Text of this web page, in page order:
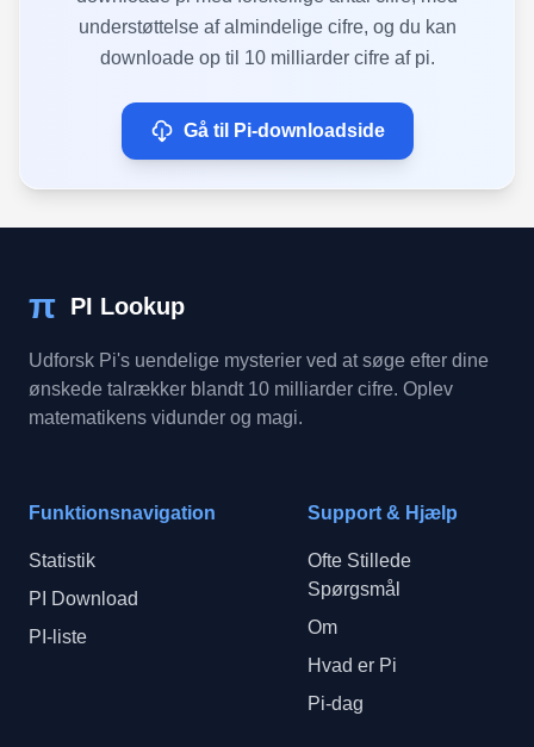
understøttelse af almindelige cifre, og du kan
downloade op til 10 milliarder cifre af pi.
Gå til Pi-downloadside
π PI Lookup
Udforsk Pi's uendelige mysterier ved at søge efter dine
ønskede talrækker blandt 10 milliarder cifre. Oplev
matematikens vidunder og magi.
Funktionsnavigation
Statistik
PI Download
PI-liste
Support & Hjælp
Ofte Stillede
Spørgsmål
Om
Hvad er Pi
Pi-dag